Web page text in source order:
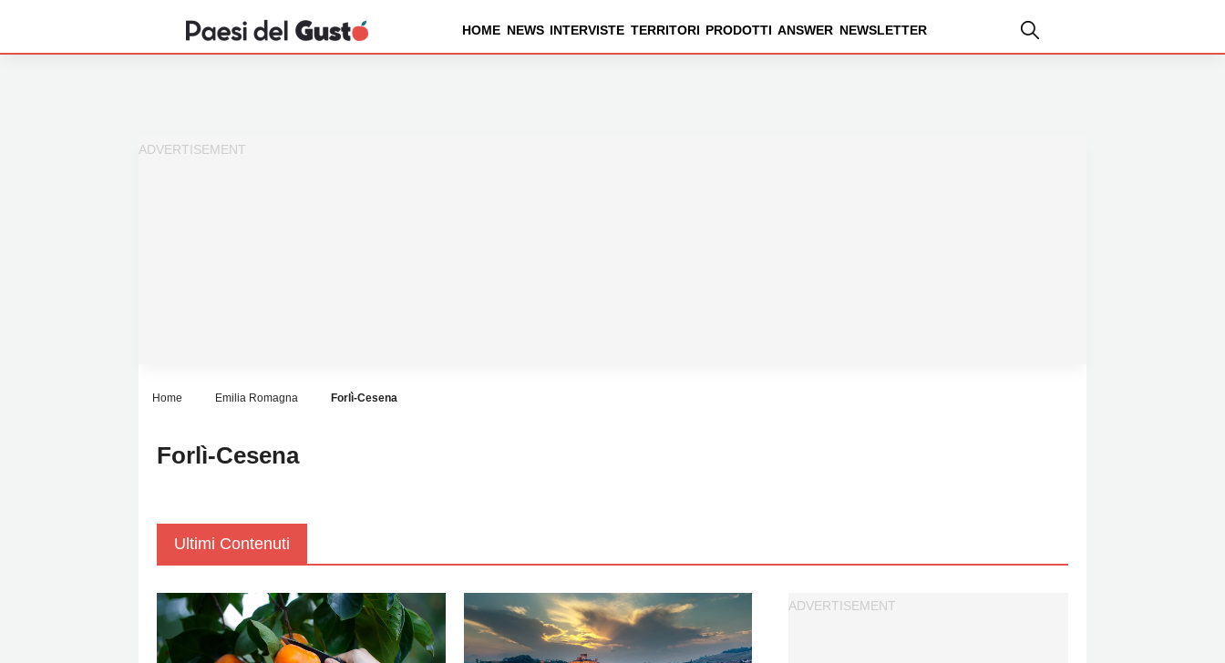
HOME NEWS INTERVISTE TERRITORI PRODOTTI ANSWER NEWSLETTER
Home Emilia Romagna Forlì-Cesena
Forlì-Cesena
Ultimi Contenuti